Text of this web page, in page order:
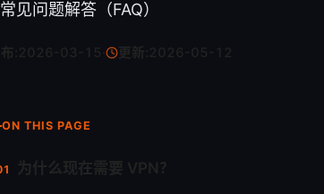
常见问题解答（FAQ）
更新:
ON THIS PAGE